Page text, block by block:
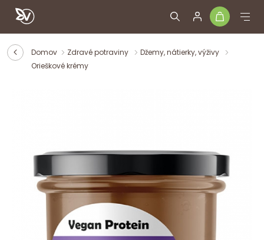
Domov Zdravé potraviny
Džemy, nátierky, výživy
Orieškové krémy